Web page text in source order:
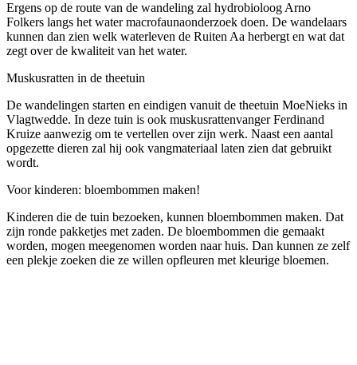
Ergens op de route van de wandeling zal hydrobioloog Arno
Folkers langs het water macrofaunaonderzoek doen. De wandelaars
kunnen dan zien welk waterleven de Ruiten Aa herbergt en wat dat
zegt over de kwaliteit van het water.
Muskusratten in de theetuin
De wandelingen starten en eindigen vanuit de theetuin MoeNieks in
Vlagtwedde. In deze tuin is ook muskusrattenvanger Ferdinand
Kruize aanwezig om te vertellen over zijn werk. Naast een aantal
opgezette dieren zal hij ook vangmateriaal laten zien dat gebruikt
wordt.
Voor kinderen: bloembommen maken!
Kinderen die de tuin bezoeken, kunnen bloembommen maken. Dat
zijn ronde pakketjes met zaden. De bloembommen die gemaakt
worden, mogen meegenomen worden naar huis. Dan kunnen ze zelf
een plekje zoeken die ze willen opfleuren met kleurige bloemen.